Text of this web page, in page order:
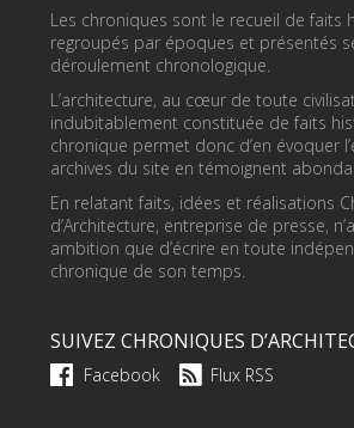
Les chroniques sont le recueil de faits
regroupés par époques et présentés
déroulement chronologique.
L’architecture, au cœur de toute
indubitablement constituée de faits
chronique permet donc d’en évoquer
archives du site en témoignent
En relatant faits, idées et réalisations
d’Architecture, entreprise de presse,
ambition que d’écrire en toute
chronique de son temps.
SUIVEZ CHRONIQUES
Facebook Flux RSS